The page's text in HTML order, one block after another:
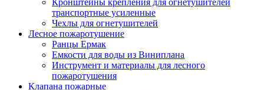
Кронштейны крепления для огнетушителей
транспортные усиленные
Чехлы для огнетушителей
Лесное пожаротушение
Ранцы Ермак
Емкости для воды из Виниплана
Инструмент и материалы для лесного
пожаротушения
Клапана пожарные